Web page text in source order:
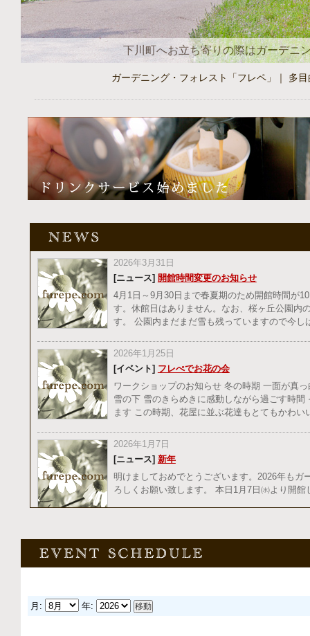
下川町へお立ち寄りの際はガーデニ
ガーデニング・フォレスト「フレペ」｜ 多目
2026年3月31日
[ニュース] 開館時間変更のお知らせ
4月1日～9月30日まで春夏期のため開館時間が
す。休館日はありません。なお、桜ヶ丘公園内
す。 公園内まだまだ雪も残っていますので今
2026年1月25日
[イベント] フレぺでお花の会
ワークショップのお知らせ 冬の時期 一面が真
雪の下 雪のきらめきに感動しながら過ごす時
ます この時期、花屋に並ぶ花達もとてもかわ
2026年1月7日
[ニュース] 新年
明けましておめでとうございます。2026年もガ
ろしくお願い致します。 本日1月7日㈬より開
[ニュース]年末年始のお知らせ
本年もガーデニングフォレストフレぺ並びに桜
月: 年: